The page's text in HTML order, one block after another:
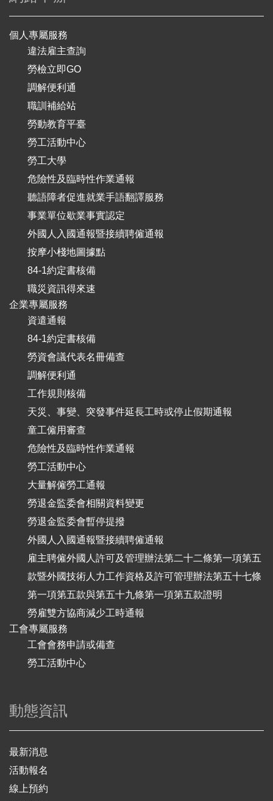
個人專屬服務
違法雇主查詢
勞檢立即GO
調解便利通
職訓補給站
勞動教育平臺
勞工活動中心
勞工大學
危險性及臨時性作業通報
聽語障者促進就業手語翻譯服務
事業單位歇業事實認定
外國人入國通報暨接續聘僱通報
按摩小棧地圖據點
84-1約定書核備
職災資訊得來速
企業專屬服務
資遣通報
84-1約定書核備
勞資會議代表名冊備查
調解便利通
工作規則核備
天災、事變、突發事件延長工時或停止假期通報
童工僱用審查
危險性及臨時性作業通報
勞工活動中心
大量解僱勞工通報
勞退金監委會相關資料變更
勞退金監委會暫停提撥
外國人入國通報暨接續聘僱通報
雇主聘僱外國人許可及管理辦法第二十二條第一項第五
款暨外國技術人力工作資格及許可管理辦法第五十七條
第一項第五款與第五十九條第一項第五款證明
勞雇雙方協商減少工時通報
工會專屬服務
工會會務申請或備查
勞工活動中心
動態資訊
最新消息
活動報名
線上預約